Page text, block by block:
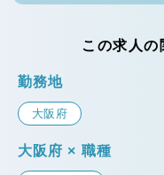
この求人
勤務地
大阪府
大阪府 × 職種